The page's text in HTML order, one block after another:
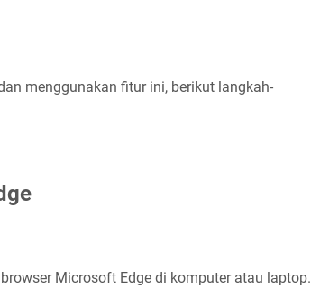
menggunakan fitur ini, berikut langkah-
Microsoft Edge di komputer atau laptop.